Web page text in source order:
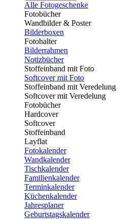
Alle Fotogeschenke
Fotobücher
Wandbilder & Poster
Bilderboxen
Fotohalter
Bilderrahmen
Notizbücher
Stoffeinband mit Foto
Softcover mit Foto
Stoffeinband mit Veredelung
Softcover mit Veredelung
Fotobücher
Hardcover
Softcover
Stoffeinband
Layflat
Fotokalender
Wandkalender
Tischkalender
Familienkalender
Terminkalender
Küchenkalender
Jahresplaner
Geburtstagskalender